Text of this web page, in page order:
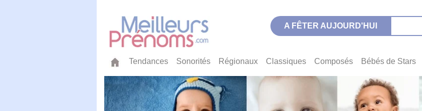
A FÊTER AUJOURD'HUI
Tendances Sonorités Régionaux Classiques Composés Bébés de Stars